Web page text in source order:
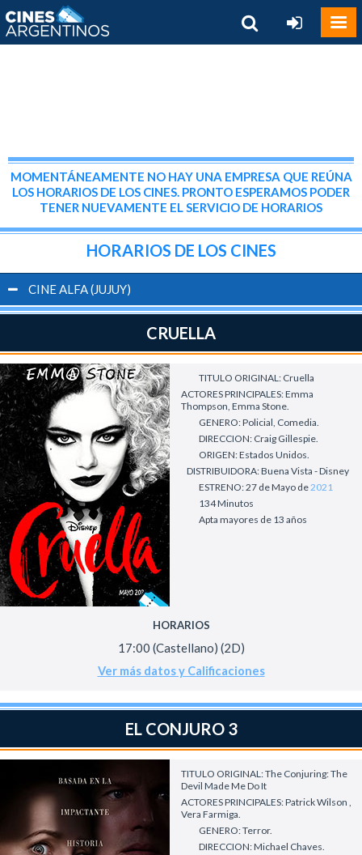
MOMENTÁNEAMENTE NO HAY UNA EMPRESA QUE REÚNA
LOS HORARIOS DE LOS CINES. PRONTO ESPERAMOS PODER
TENER NUEVAMENTE EL SERVICIO DE HORARIOS
HORARIOS DE LOS CINES
CINE ALFA (JUJUY)
CRUELLA
TITULO ORIGINAL: Cruella
ACTORES PRINCIPALES: Emma
Thompson, Emma Stone.
GENERO: Policial, Comedia.
DIRECCION: Craig Gillespie.
ORIGEN: Estados Unidos.
DISTRIBUIDORA: Buena Vista - Disney
ESTRENO: 27 de Mayo de2021
134 Minutos
Apta mayores de 13 años
HORARIOS
17:00 (Castellano) (2D)
Ver más datos y Calificaciones
EL CONJURO 3
TITULO ORIGINAL: The Conjuring: The
Devil Made Me Do It
ACTORES PRINCIPALES: Patrick Wilson ,
Vera Farmiga.
GENERO: Terror.
DIRECCION: Michael Chaves.